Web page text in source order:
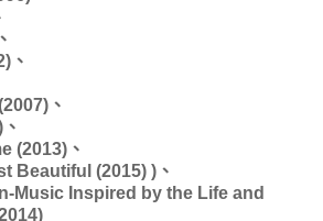
、
、
(2013)、
Beautiful (2015) )、
Music Inspired by the Life and